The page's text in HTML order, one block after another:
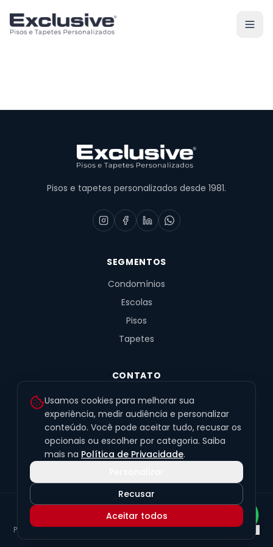
Pisos e tapetes personalizados desde 1981.
SEGMENTOS
Condomínios
Escolas
Pisos
Tapetes
CONTATO
R. Fernandes de Barros, 491, Sala 4
Alto da XV · Curitiba/PR · 80040-060
(41) 99201-6050
contato@exclusivetapetes.com.br
© 2026 Exclusive Pisos e Tapetes Personalizados
45.563.259/0001-89
Política de PrivacidadeTermos de UsoLGPDPreferências de cookies
Usamos cookies para melhorar sua
experiência, medir audiência e personalizar
conteúdo. Você pode aceitar tudo, recusar os
opcionais ou escolher por categoria. Saiba
mais na Política de Privacidade.
Recusar
Aceitar todos